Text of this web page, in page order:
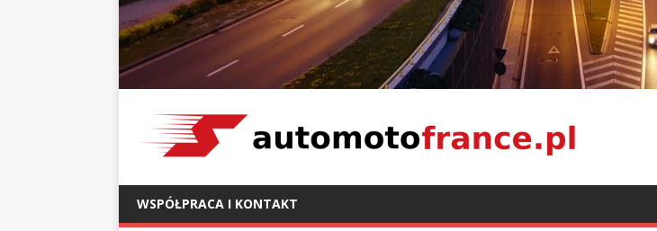
WSPÓŁPRACA I KONTAKT